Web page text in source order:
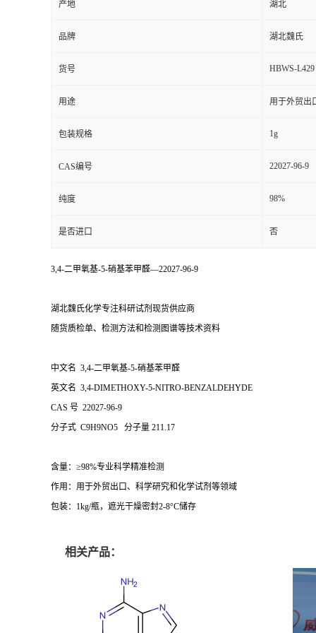
产地 湖北
品牌 湖北魏氏
货号 HBWS-L429
用途 用于外贸出
包装规格 1g
CAS编号 22027-96-9
纯度 98%
是否进口 否
3,4-二甲氧基-5-硝基苯甲醛—22027-96-9
湖北魏氏化学专注科研试剂现货供应商
随货质检单、检测方法和检测图谱等技术资料
中文名 3,4-二甲氧基-5-硝基苯甲醛
英文名 3,4-DIMETHOXY-5-NITRO-BENZALDEHYDE
CAS 号 22027-96-9
分子式 C9H9NO5 分子量 211.17
含量：≥98%专业科学精准检测
作用：用于外贸出口、科学研究和化学试剂等领域
包装：1kg/瓶，遮光干燥密封2-8°C储存
相关产品：